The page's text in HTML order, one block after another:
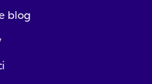
blog